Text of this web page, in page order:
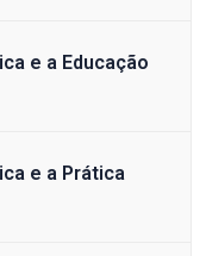
e a Educação
e a Prática